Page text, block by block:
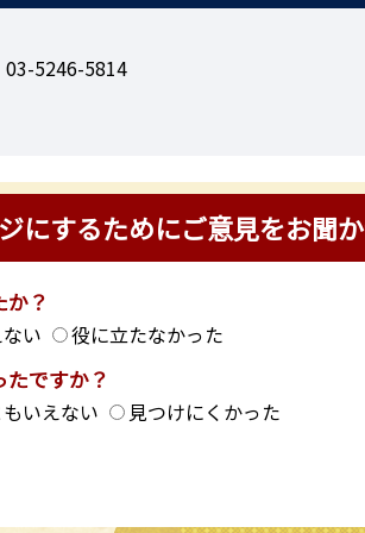
03-5246-5814
にするためにご意見をお聞か
？
い 役に立たなかった
ですか？
いえない 見つけにくかった